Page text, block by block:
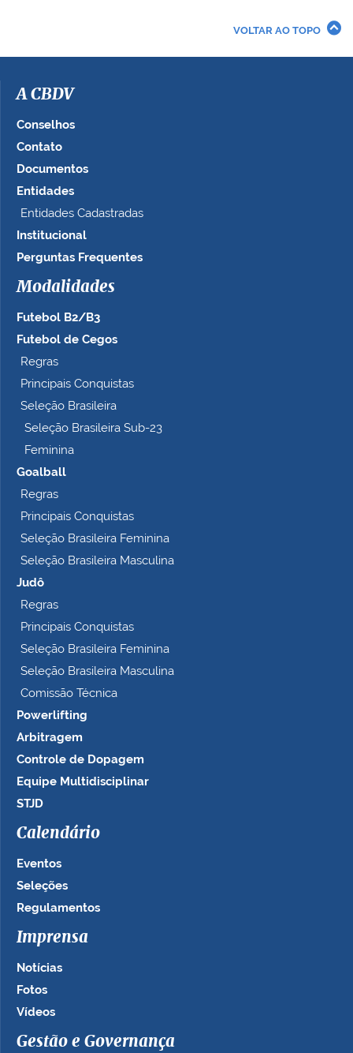
VOLTAR AO TOPO
A CBDV
Conselhos
Contato
Documentos
Entidades
Entidades Cadastradas
Institucional
Perguntas Frequentes
Modalidades
Futebol B2/B3
Futebol de Cegos
Regras
Principais Conquistas
Seleção Brasileira
Seleção Brasileira Sub-23
Feminina
Goalball
Regras
Principais Conquistas
Seleção Brasileira Feminina
Seleção Brasileira Masculina
Judô
Regras
Principais Conquistas
Seleção Brasileira Feminina
Seleção Brasileira Masculina
Comissão Técnica
Powerlifting
Arbitragem
Controle de Dopagem
Equipe Multidisciplinar
STJD
Calendário
Eventos
Seleções
Regulamentos
Imprensa
Notícias
Fotos
Vídeos
Gestão e Governança